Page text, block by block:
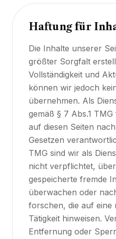
Haftung für
Die Inhalte unserer
größter Sorgfalt
Vollständigkeit und
können wir jedoch
übernehmen. Als
gemäß § 7 Abs.1
auf diesen Seiten
Gesetzen
TMG sind wir als
nicht verpflichtet,
gespeicherte fremde
überwachen oder
forschen, die auf eine
Tätigkeit hinweisen.
Entfernung oder